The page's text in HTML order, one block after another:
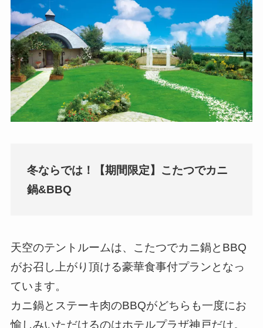
冬ならでは！【期間限定】こたつでカニ
鍋&BBQ
天空のテントルームは、こたつでカニ鍋とBBQ
がお召し上がり頂ける豪華食事付プランとなっ
ています。
カニ鍋とステーキ肉のBBQがどちらも一度にお
愉しみいただけるのはホテルプラザ神戸だけ。